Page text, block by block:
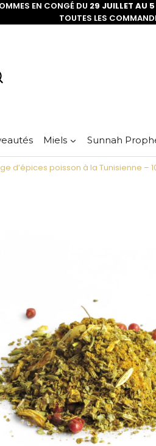
EN CONGÉ DU 29 JUILLET AU
TOUTES LES
Miels Sunnah
d’épices poisson à la Tunisienne –